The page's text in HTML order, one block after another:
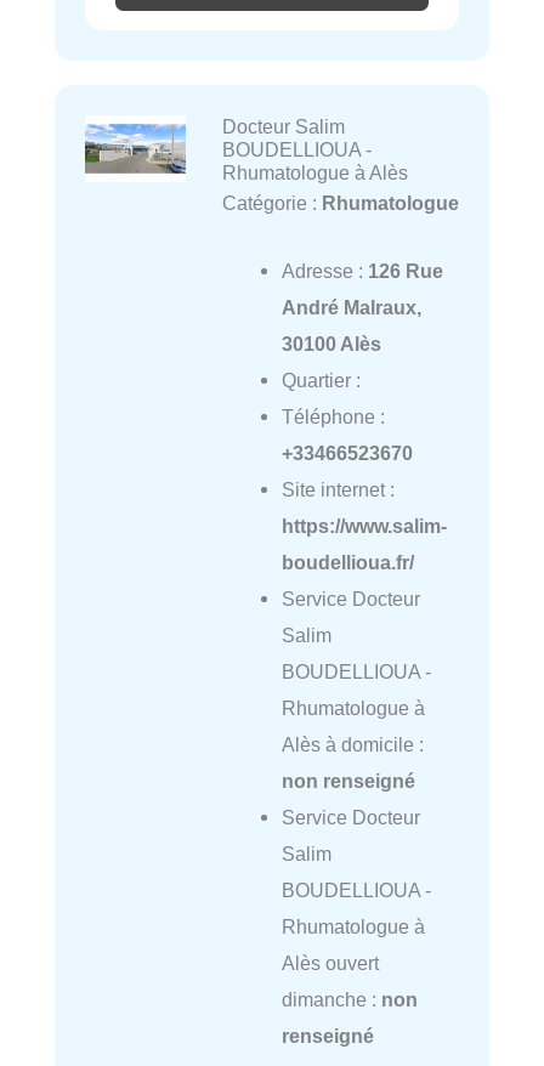
Docteur Salim
BOUDELLIOUA -
Rhumatologue à Alès
Catégorie : Rhumatologue
Adresse : 126 Rue
André Malraux,
30100 Alès
Quartier :
Téléphone :
+33466523670
Site internet :
https://www.salim-
boudellioua.fr/
Service Docteur
Salim
BOUDELLIOUA -
Rhumatologue à
Alès à domicile :
non renseigné
Service Docteur
Salim
BOUDELLIOUA -
Rhumatologue à
Alès ouvert
dimanche : non
renseigné